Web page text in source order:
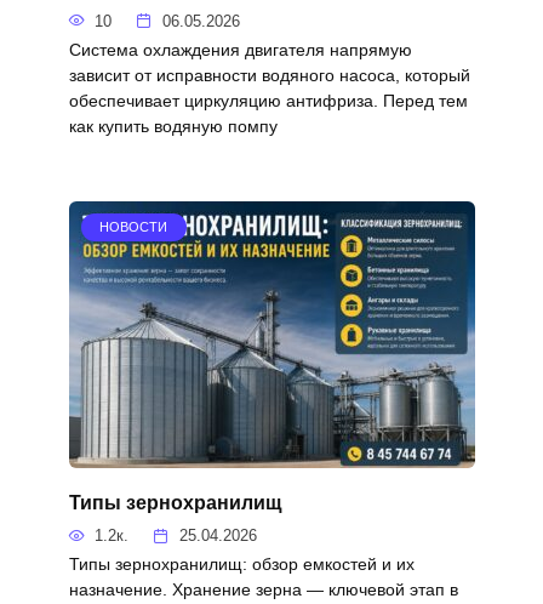
10 06.05.2026
Система охлаждения двигателя напрямую
зависит от исправности водяного насоса, который
обеспечивает циркуляцию антифриза. Перед тем
как купить водяную помпу
НОВОСТИ
Типы зернохранилищ
1.2к. 25.04.2026
Типы зернохранилищ: обзор емкостей и их
назначение. Хранение зерна — ключевой этап в